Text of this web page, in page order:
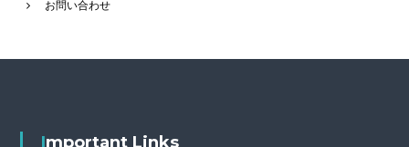
お問い合わせ
Important Links